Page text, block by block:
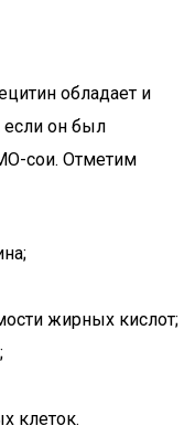
обладает и
если он был
сои. Отметим
жирных кислот;
клеток.